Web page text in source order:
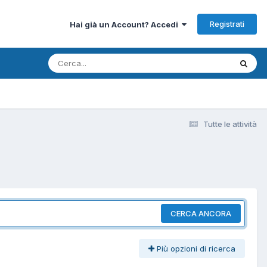
Hai già un Account? Accedi Registrati
Tutte le attività
CERCA ANCORA
Più opzioni di ricerca